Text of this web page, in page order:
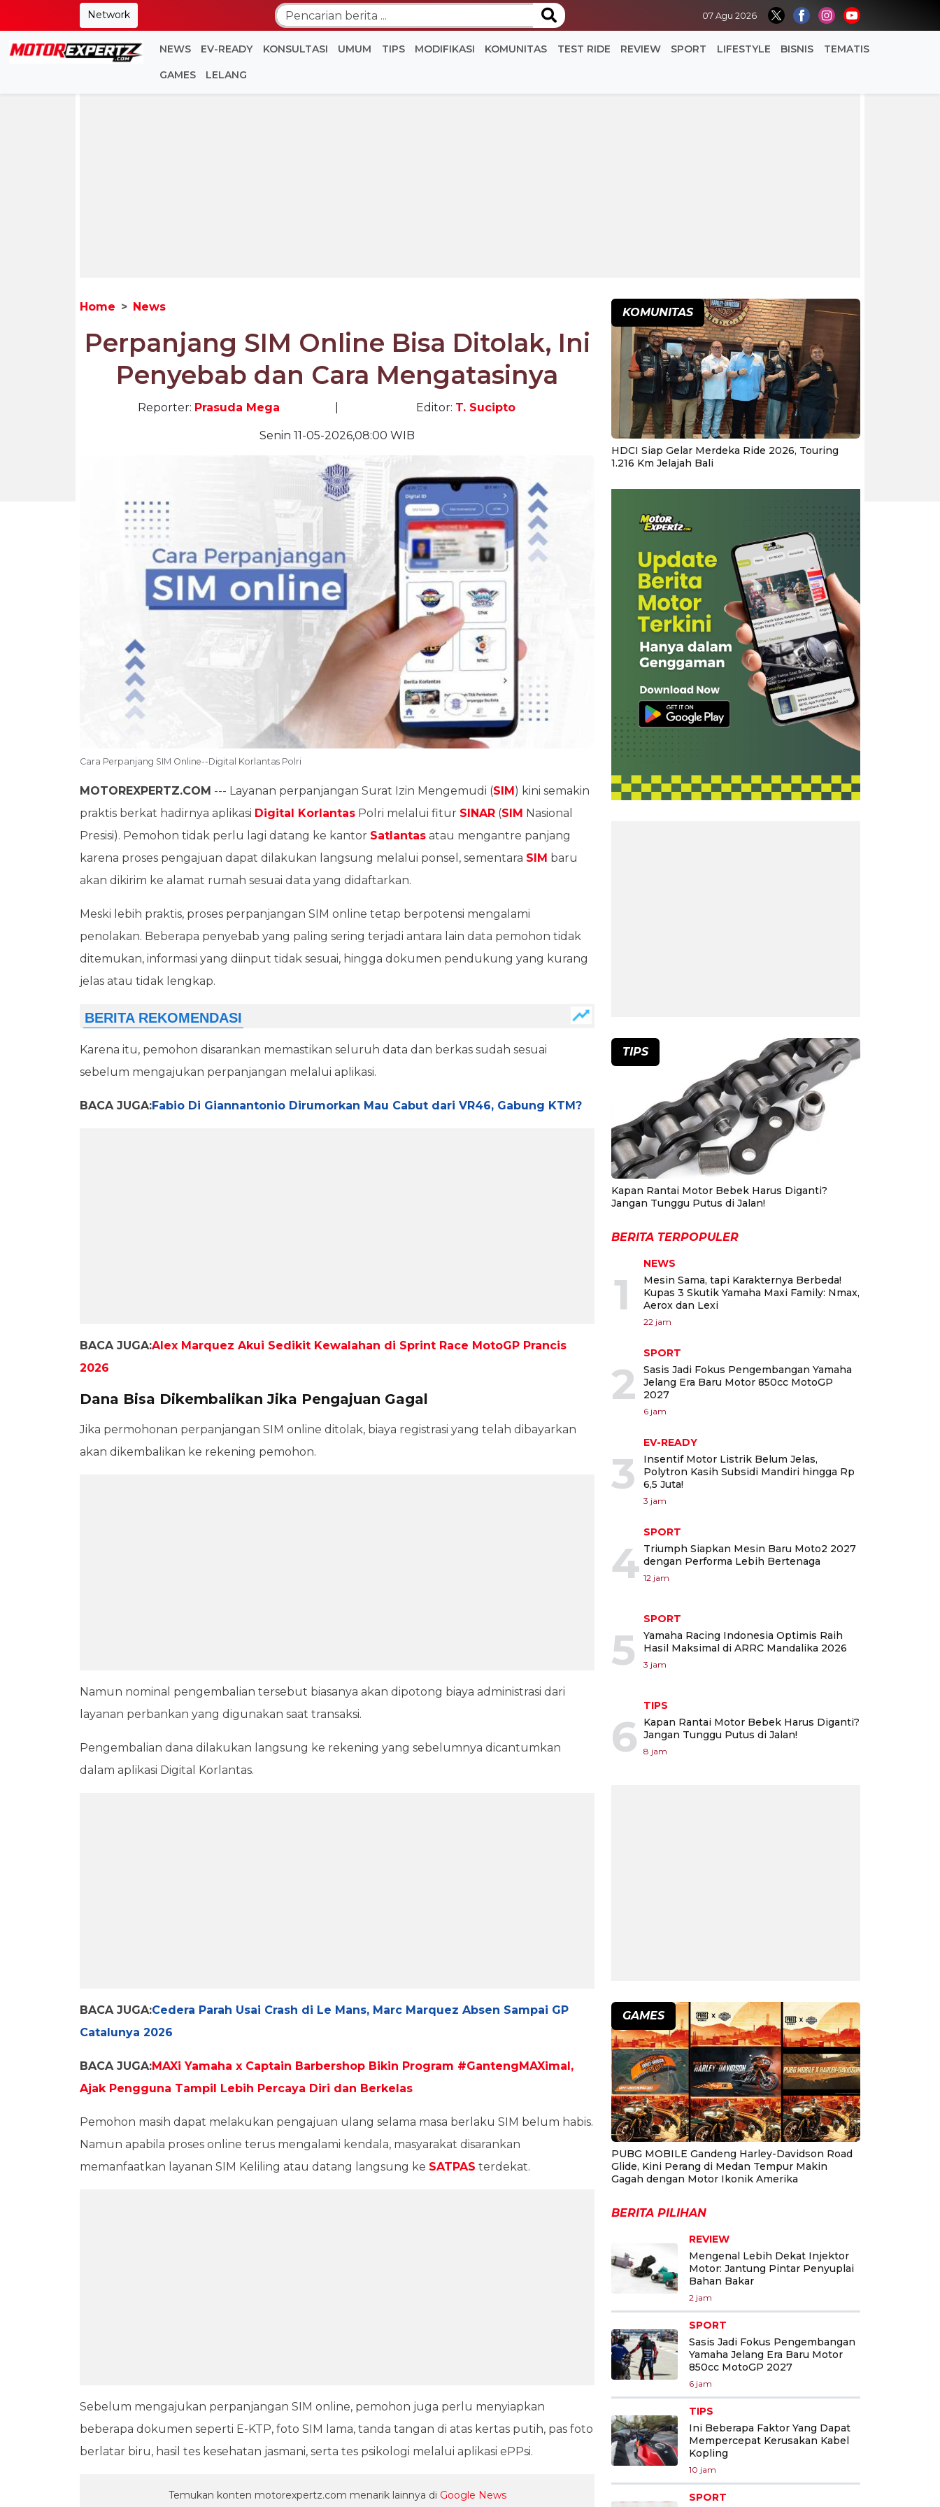
Network 07 Agu 2026
NEWS EV-READY KONSULTASI UMUM TIPS MODIFIKASI KOMUNITAS TEST RIDE REVIEW SPORT LIFESTYLE BISNIS TEMATIS
GAMES LELANG
Home News
Perpanjang SIM Online Bisa Ditolak, Ini
Penyebab dan Cara Mengatasinya
Reporter: Prasuda Mega Editor: T. Sucipto
Senin 11-05-2026,08:00 WIB
Cara Perpanjang SIM Online--Digital Korlantas Polri
MOTOREXPERTZ.COM --- Layanan perpanjangan Surat Izin Mengemudi (SIM) kini semakin
praktis berkat hadirnya aplikasi Digital Korlantas Polri melalui fitur SINAR (SIM Nasional
Presisi). Pemohon tidak perlu lagi datang ke kantor Satlantas atau mengantre panjang
karena proses pengajuan dapat dilakukan langsung melalui ponsel, sementara SIM baru
akan dikirim ke alamat rumah sesuai data yang didaftarkan.
Meski lebih praktis, proses perpanjangan SIM online tetap berpotensi mengalami
penolakan. Beberapa penyebab yang paling sering terjadi antara lain data pemohon tidak
ditemukan, informasi yang diinput tidak sesuai, hingga dokumen pendukung yang kurang
jelas atau tidak lengkap.
Karena itu, pemohon disarankan memastikan seluruh data dan berkas sudah sesuai
sebelum mengajukan perpanjangan melalui aplikasi.
BACA JUGA:Fabio Di Giannantonio Dirumorkan Mau Cabut dari VR46, Gabung KTM?
BACA JUGA:Alex Marquez Akui Sedikit Kewalahan di Sprint Race MotoGP Prancis
2026
Dana Bisa Dikembalikan Jika Pengajuan Gagal
Jika permohonan perpanjangan SIM online ditolak, biaya registrasi yang telah dibayarkan
akan dikembalikan ke rekening pemohon.
Namun nominal pengembalian tersebut biasanya akan dipotong biaya administrasi dari
layanan perbankan yang digunakan saat transaksi.
Pengembalian dana dilakukan langsung ke rekening yang sebelumnya dicantumkan
dalam aplikasi Digital Korlantas.
BACA JUGA:Cedera Parah Usai Crash di Le Mans, Marc Marquez Absen Sampai GP
Catalunya 2026
BACA JUGA:MAXi Yamaha x Captain Barbershop Bikin Program #GantengMAXimal,
Ajak Pengguna Tampil Lebih Percaya Diri dan Berkelas
Pemohon masih dapat melakukan pengajuan ulang selama masa berlaku SIM belum habis.
Namun apabila proses online terus mengalami kendala, masyarakat disarankan
memanfaatkan layanan SIM Keliling atau datang langsung ke SATPAS terdekat.
Sebelum mengajukan perpanjangan SIM online, pemohon juga perlu menyiapkan
beberapa dokumen seperti E-KTP, foto SIM lama, tanda tangan di atas kertas putih, pas foto
berlatar biru, hasil tes kesehatan jasmani, serta tes psikologi melalui aplikasi ePPsi.
Temukan konten motorexpertz.com menarik lainnya di Google News
KOMUNITAS
HDCI Siap Gelar Merdeka Ride 2026, Touring
1.216 Km Jelajah Bali
TIPS
Kapan Rantai Motor Bebek Harus Diganti?
Jangan Tunggu Putus di Jalan!
BERITA TERPOPULER
1
NEWS
Mesin Sama, tapi Karakternya Berbeda!
Kupas 3 Skutik Yamaha Maxi Family: Nmax,
Aerox dan Lexi
22 jam
2
SPORT
Sasis Jadi Fokus Pengembangan Yamaha
Jelang Era Baru Motor 850cc MotoGP
2027
6 jam
3
EV-READY
Insentif Motor Listrik Belum Jelas,
Polytron Kasih Subsidi Mandiri hingga Rp
6,5 Juta!
3 jam
4
SPORT
Triumph Siapkan Mesin Baru Moto2 2027
dengan Performa Lebih Bertenaga
12 jam
5
SPORT
Yamaha Racing Indonesia Optimis Raih
Hasil Maksimal di ARRC Mandalika 2026
3 jam
6
TIPS
Kapan Rantai Motor Bebek Harus Diganti?
Jangan Tunggu Putus di Jalan!
8 jam
GAMES
PUBG MOBILE Gandeng Harley-Davidson Road
Glide, Kini Perang di Medan Tempur Makin
Gagah dengan Motor Ikonik Amerika
BERITA PILIHAN
REVIEW
Mengenal Lebih Dekat Injektor
Motor: Jantung Pintar Penyuplai
Bahan Bakar
2 jam
SPORT
Sasis Jadi Fokus Pengembangan
Yamaha Jelang Era Baru Motor
850cc MotoGP 2027
6 jam
TIPS
Ini Beberapa Faktor Yang Dapat
Mempercepat Kerusakan Kabel
Kopling
10 jam
SPORT